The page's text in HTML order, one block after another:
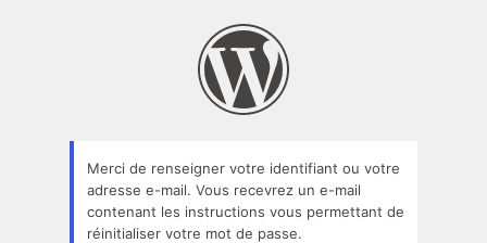
oublié
Merci de renseigner votre identifiant ou votre
adresse e-mail. Vous recevrez un e-mail
contenant les instructions vous permettant de
réinitialiser votre mot de passe.